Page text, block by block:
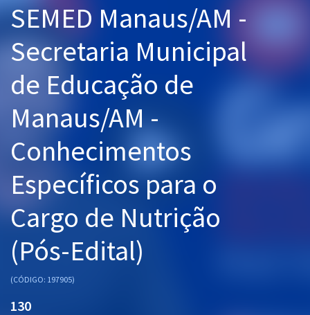
Cursos 20% OFF
Pós
Graduação
OAB
Mentorias
Questões grátis
Aprovados
SEMED Manaus/AM -
Secretaria Municipal
de Educação de
Manaus/AM -
Conhecimentos
Específicos para o
Cargo de Nutrição
(Pós-Edital)
(CÓDIGO: 197905)
130